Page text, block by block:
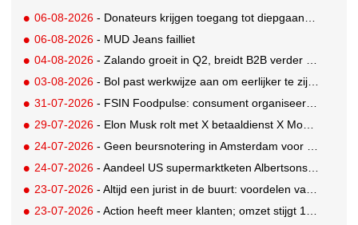
06-08-2026 - Donateurs krijgen toegang tot diepgaandere informatie over goede doelen
06-08-2026 - MUD Jeans failliet
04-08-2026 - Zalando groeit in Q2, breidt B2B verder uit en innoveert met AI
03-08-2026 - Bol past werkwijze aan om eerlijker te zijn naar verkopers en consumenten
31-07-2026 - FSIN Foodpulse: consument organiseert eet- en koopgedrag bewuster
29-07-2026 - Elon Musk rolt met X betaaldienst X Money uit in VS: zorgen in Washington
24-07-2026 - Geen beursnotering in Amsterdam voor nieuw concern voedingsmerken Unilever
24-07-2026 - Aandeel US supermarktketen Albertsons daalt 21%. Volgt Ahold Delhaize?
23-07-2026 - Altijd een jurist in de buurt: voordelen van een landelijk bureau
23-07-2026 - Action heeft meer klanten; omzet stijgt 14% in eerste halfjaar naar 8,3 miljard